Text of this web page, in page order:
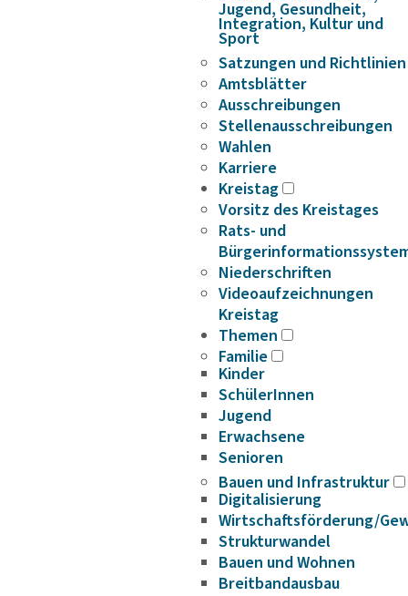
Jugend, Gesundheit,
Integration, Kultur und
Sport
Satzungen und Richtlinien
Amtsblätter
Ausschreibungen
Stellenausschreibungen
Wahlen
Karriere
Kreistag
Vorsitz des Kreistages
Rats- und
Niederschriften
Videoaufzeichnungen
Kreistag
Themen
Familie
Kinder
SchülerInnen
Jugend
Erwachsene
Senioren
Bauen und Infrastruktur
Digitalisierung
Wirtschaftsförderung/
Strukturwandel
Bauen und Wohnen
Breitbandausbau